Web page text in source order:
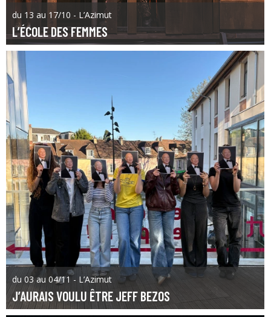
du 13 au 17/10 - L’Azimut
L’ÉCOLE DES FEMMES
du 03 au 04/11 - L’Azimut
J’AURAIS VOULU ÊTRE JEFF BEZOS